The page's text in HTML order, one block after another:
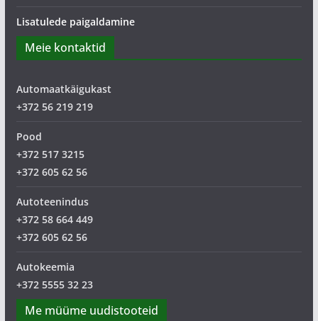
Lisatulede paigaldamine
Meie kontaktid
Automaatkäigukast
+372 56 219 219
Pood
+372 517 3215
+372 605 62 56
Autoteenindus
+372 58 664 449
+372 605 62 56
Autokeemia
+372 5555 32 23
Me müüme uudistooteid